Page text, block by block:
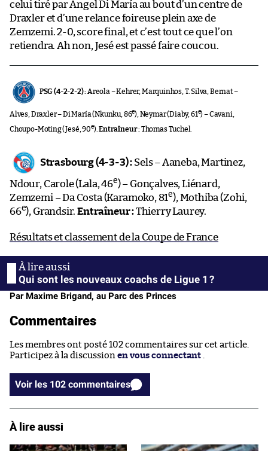
celui tiré par Ángel Di María au bout d’un centre de
Draxler et d’une relance foireuse plein axe de
Zemzemi. 2-0, score final, et c’est tout ce que l’on
retiendra. Ah non, Jesé est passé faire coucou.
PSG (4-2-2-2) : Areola – Kehrer, Marquinhos, T. Silva, Bernat –
Alves, Draxler – Di María (Nkunku, 86e), Neymar (Diaby, 61e) – Cavani,
Choupo-Moting (Jesé, 90e).Entraîneur :Thomas Tuchel.
Strasbourg (4-3-3) : Sels – Aaneba, Martinez,
Ndour, Carole (Lala, 46e) – Gonçalves, Liénard,
Zemzemi – Da Costa (Karamoko, 81e), Mothiba (Zohi,
66e), Grandsir.Entraîneur :Thierry Laurey.
Résultats et classement de la Coupe de France
Qui sont les nouveaux coachs de Ligue 1 ?
Par Maxime Brigand, au Parc des Princes
Commentaires
Les membres ont posté 102 commentaires sur cet article.
Participez à la discussion en vous connectant
Voir les 102 commentaires
À lire aussi